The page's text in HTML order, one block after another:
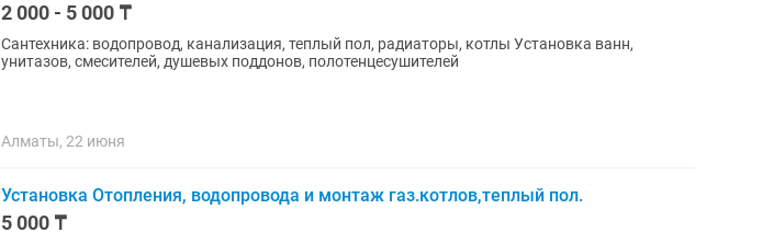
2 000 - 5 000 ₸
Сантехника: водопровод, канализация, теплый пол, радиаторы, котлы Установка ванн,
унитазов, смесителей, душевых поддонов, полотенцесушителей
Алматы, 22 июня
Установка Отопления, водопровода и монтаж газ.котлов,теплый пол.
5 000 ₸